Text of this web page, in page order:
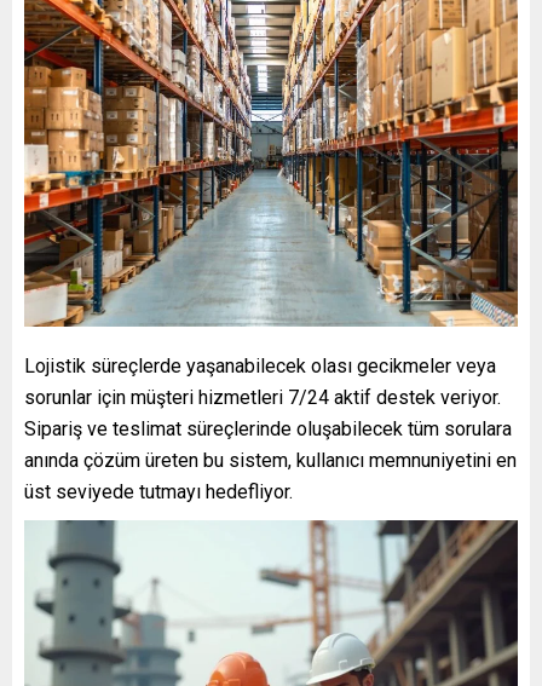
Lojistik süreçlerde yaşanabilecek olası gecikmeler veya
sorunlar için müşteri hizmetleri 7/24 aktif destek veriyor.
Sipariş ve teslimat süreçlerinde oluşabilecek tüm sorulara
anında çözüm üreten bu sistem, kullanıcı memnuniyetini en
üst seviyede tutmayı hedefliyor.